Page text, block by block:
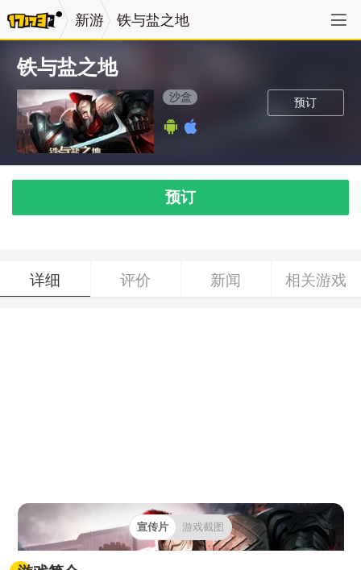
新游 铁与盐之地
铁与盐之地
预订
沙盒
预订
详细 评价 新闻 相关游戏
宣传片 游戏截图